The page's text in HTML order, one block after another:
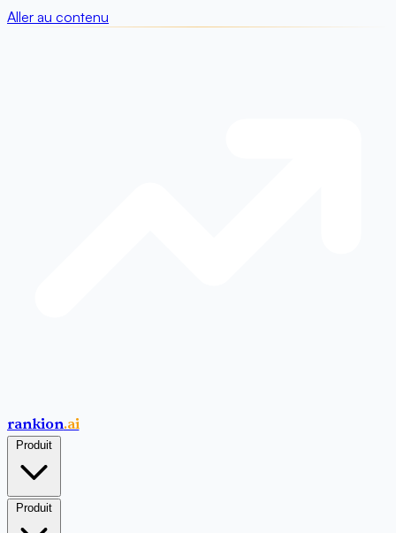
Aller au contenu
rankion.ai
Produit
Produit